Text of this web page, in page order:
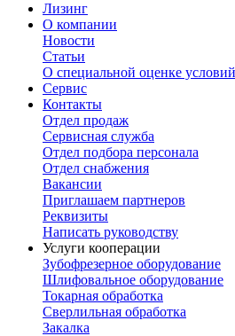
Лизинг
О компании
Новости
Статьи
О специальной оценке
Сервис
Контакты
Отдел продаж
Сервисная служба
Отдел подбора персонала
Отдел снабжения
Вакансии
Приглашаем партнеров
Реквизиты
Написать руководству
Услуги кооперации
Зубофрезерное оборудование
Шлифовальное оборудование
Токарная обработка
Cверлильная обработка
Закалка